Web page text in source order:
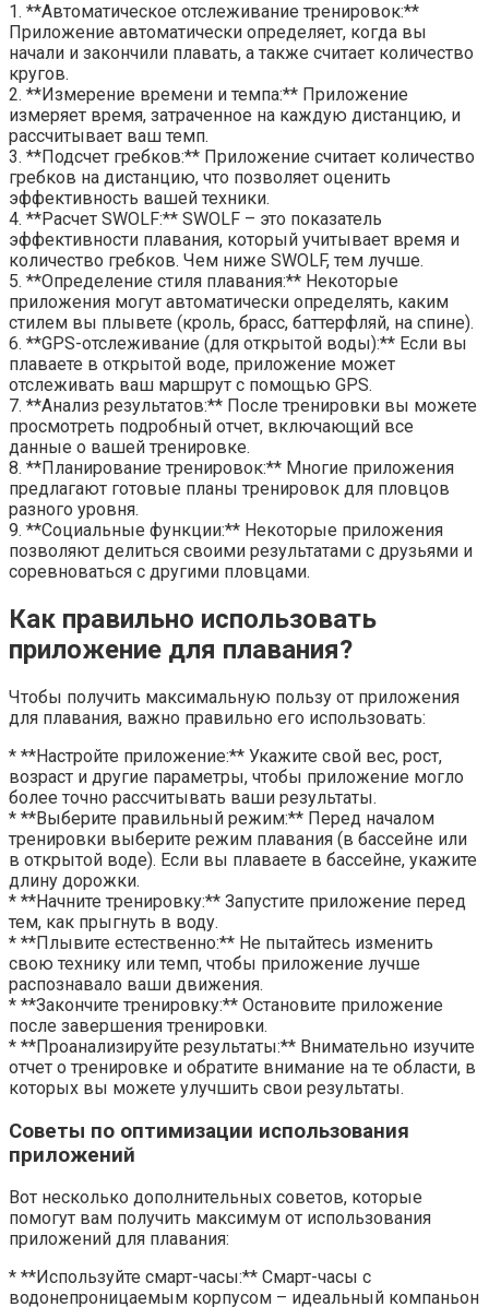
1. **Автоматическое отслеживание тренировок:**
Приложение автоматически определяет, когда вы
начали и закончили плавать, а также считает количество
кругов.
2. **Измерение времени и темпа:** Приложение
измеряет время, затраченное на каждую дистанцию, и
рассчитывает ваш темп.
3. **Подсчет гребков:** Приложение считает количество
гребков на дистанцию, что позволяет оценить
эффективность вашей техники.
4. **Расчет SWOLF:** SWOLF – это показатель
эффективности плавания, который учитывает время и
количество гребков. Чем ниже SWOLF, тем лучше.
5. **Определение стиля плавания:** Некоторые
приложения могут автоматически определять, каким
стилем вы плывете (кроль, брасс, баттерфляй, на спине).
6. **GPS-отслеживание (для открытой воды):** Если вы
плаваете в открытой воде, приложение может
отслеживать ваш маршрут с помощью GPS.
7. **Анализ результатов:** После тренировки вы можете
просмотреть подробный отчет, включающий все
данные о вашей тренировке.
8. **Планирование тренировок:** Многие приложения
предлагают готовые планы тренировок для пловцов
разного уровня.
9. **Социальные функции:** Некоторые приложения
позволяют делиться своими результатами с друзьями и
соревноваться с другими пловцами.
Как правильно использовать
приложение для плавания?
Чтобы получить максимальную пользу от приложения
для плавания, важно правильно его использовать:
* **Настройте приложение:** Укажите свой вес, рост,
возраст и другие параметры, чтобы приложение могло
более точно рассчитывать ваши результаты.
* **Выберите правильный режим:** Перед началом
тренировки выберите режим плавания (в бассейне или
в открытой воде). Если вы плаваете в бассейне, укажите
длину дорожки.
* **Начните тренировку:** Запустите приложение перед
тем, как прыгнуть в воду.
* **Плывите естественно:** Не пытайтесь изменить
свою технику или темп, чтобы приложение лучше
распознавало ваши движения.
* **Закончите тренировку:** Остановите приложение
после завершения тренировки.
* **Проанализируйте результаты:** Внимательно изучите
отчет о тренировке и обратите внимание на те области, в
которых вы можете улучшить свои результаты.
Советы по оптимизации использования
приложений
Вот несколько дополнительных советов, которые
помогут вам получить максимум от использования
приложений для плавания:
* **Используйте смарт-часы:** Смарт-часы с
водонепроницаемым корпусом – идеальный компаньон